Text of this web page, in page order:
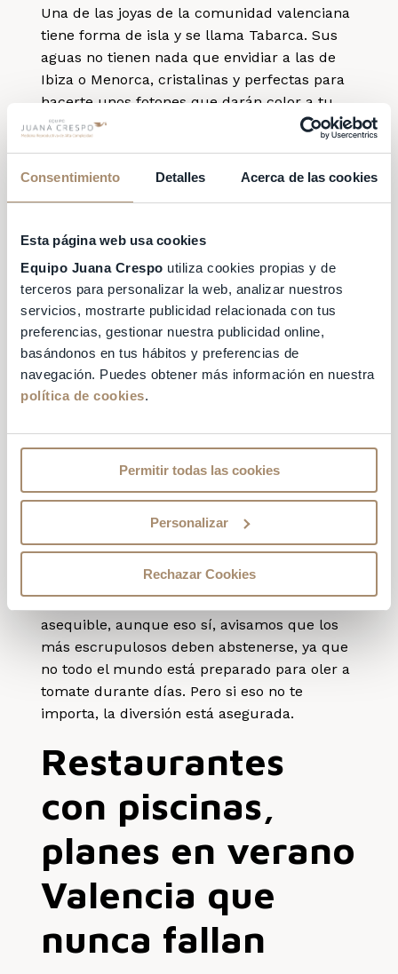
Consentimiento Detalles Acerca de las cookies
Esta página web usa cookies
Equipo Juana Crespo utiliza cookies propias y de
terceros para personalizar la web, analizar nuestros
servicios, mostrarte publicidad relacionada con tus
preferencias, gestionar nuestra publicidad online,
basándonos en tus hábitos y preferencias de
navegación. Puedes obtener más información en nuestra
política de cookies.
Permitir todas las cookies
Personalizar
Rechazar Cookies
Una de las joyas de la comunidad valenciana
tiene forma de isla y se llama Tabarca. Sus
aguas no tienen nada que envidiar a las de
Ibiza o Menorca, cristalinas y perfectas para
hacerte unos fotones que darán color a tu
feed de Instagram, un plan perfecto para
Por solo 8 euros puedes tener un viaje de ida
te sorprenderá.
¿Aventurera? No
te pierdas la
Tomatina
Aunque se trata de un plan no apto para
todos los públicos, la tomatina de Buñol es
un plan muy TOP y divertido a más no poder.
Este año se celebra el 28 de agosto y además
de una batalla campal de tomates, Buñol se
convierte en el escenario perfecto de un día
de fiesta y gente a partes iguales.
La entrada es de 15 euros, también bastante
asequible, aunque eso sí, avisamos que los
más escrupulosos deben abstenerse, ya que
no todo el mundo está preparado para oler a
tomate durante días. Pero si eso no te
importa, la diversión está asegurada.
Restaurantes
con piscinas,
planes en verano
Valencia que
nunca fallan